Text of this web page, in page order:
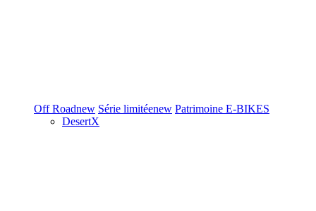
Off Roadnew Série limitéenew Patrimoine E-BIKES
DesertX